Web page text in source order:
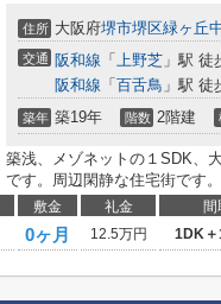
住所 大阪府堺市堺区緑ヶ丘
交通 阪和線 「 上野芝 」駅 徒
阪和線 「 百舌鳥 」駅 徒
築年 築19年 階数 2階建
築浅、メゾネットの１SDK、
です。周辺閑静な住宅街です。
敷金 礼金 間
0ヶ月 12.5万円 1DK＋